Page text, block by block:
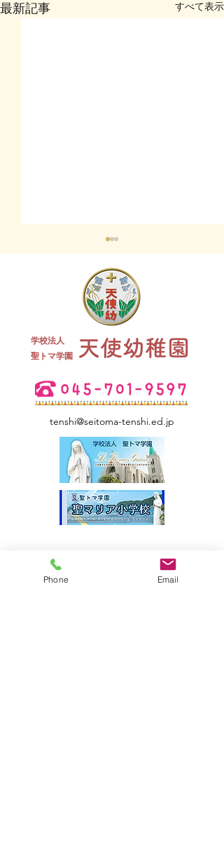
最新記事 すべて表示
夏祭り 全学年
学校法人
​聖トマ学園
天使幼稚園
tenshi@seitoma-tenshi.ed.jp
●園について
Phone Email